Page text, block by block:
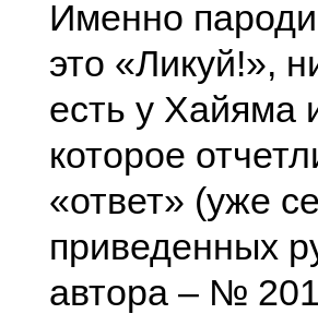
Именно
это «Ликуй!»,
есть у Хайяма
которое
«ответ» (уже
приведенных
автора – №